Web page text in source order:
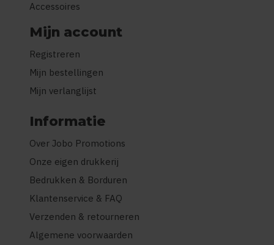
Accessoires
Mijn account
Registreren
Mijn bestellingen
Mijn verlanglijst
Informatie
Over Jobo Promotions
Onze eigen drukkerij
Bedrukken & Borduren
Klantenservice & FAQ
Verzenden & retourneren
Algemene voorwaarden